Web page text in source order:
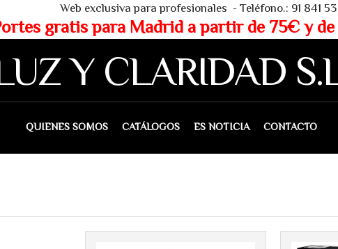
- Teléfono.: 91 841 53 80 -
partir de 75€ y de 150€ (IVA
Y CLARIDAD
SOMOS CATÁLOGOS ES NOTICIA CONTACTO